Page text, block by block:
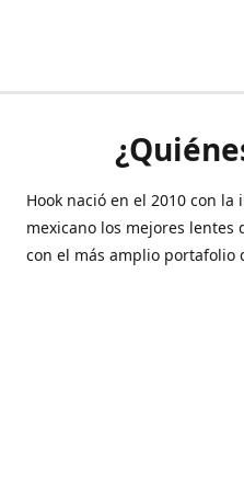
Hook nació en el 2010 con
mexicano los mejores
con el más amplio portafolio